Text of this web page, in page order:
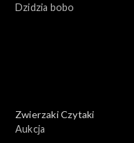
Dzidzia bobo
Zwierzaki Czytaki
Aukcja